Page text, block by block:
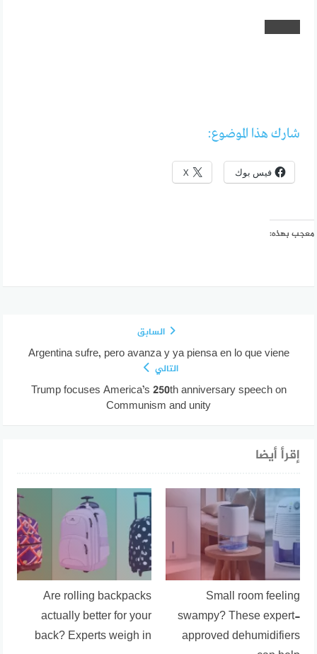
شارك هذا الموضوع:
فيس بوك X
معجب بهذه:
السابق
Argentina sufre, pero avanza y ya piensa en lo que viene
التالي
Trump focuses America’s 250th anniversary speech on
Communism and unity
إقرأ أيضا
Small room feeling
swampy? These expert-
approved dehumidifiers
Are rolling backpacks
actually better for your
back? Experts weigh in